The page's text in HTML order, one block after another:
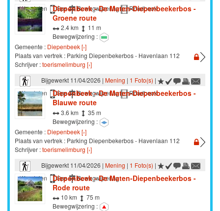
Wandelen
Gps Bewegwijzering Roadbook
Diepenbeek - De Maten-Diepenbeekerbos -
Groene route
2.4 km
11 m
Bewegwijzering :
Gemeente : Diepenbeek [›]
Plaats van vertrek : Parking Diepenbekerbos - Havenlaan 112
Schrijver :toerismelimburg [›]
Bijgewerkt 11/04/2026 | Mening | 1 Foto(s) |
Wandelen
Gps Bewegwijzering Roadbook
Diepenbeek - De Maten-Diepenbeekerbos -
Blauwe route
3.6 km
35 m
Bewegwijzering :
Gemeente : Diepenbeek [›]
Plaats van vertrek : Parking Diepenbekerbos - Havenlaan 112
Schrijver :toerismelimburg [›]
Bijgewerkt 11/04/2026 | Mening | 1 Foto(s) |
Wandelen
Gps Bewegwijzering
Diepenbeek - De Maten-Diepenbeekerbos -
Rode route
10 km
75 m
Bewegwijzering :